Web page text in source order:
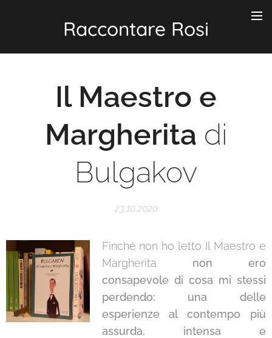
Raccontare Rosi
Il Maestro e
Margherita di
Bulgakov
23.10.2020
Finchè non ho letto Il Maestro e
Margherita non ero
consapevole di cosa mi stessi
perdendo: una delle
esperienze al contempo più
assurda, intensa e